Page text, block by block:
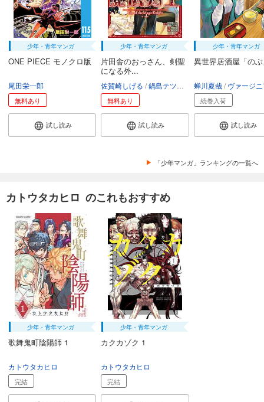
少年・青年マンガ
ONE PIECE モノクロ版
尾田栄一郎
無料あり
試し読み
少年・青年マンガ
片田舎のおっさん、剣聖
になる外...
佐賀崎しげる 鍋島テツヒロ 空路恵 渡辺樹
無料あり
試し読み
少年・青年マンガ
異世界居酒屋「の
蝉川夏哉 ヴァージニア二
続巻入荷
試し読み
「少年マンガ」ランキングの一覧へ
カトウタカヒロ のこれもおすすめ
少年・青年マンガ
歌舞鬼町陰陽師 1
カトウタカヒロ
完結
少年・青年マンガ
カクカゾク 1
カトウタカヒロ
完結